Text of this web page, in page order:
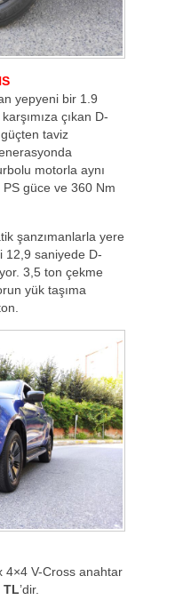
yepyeni bir 1.9
çıkan D-
taviz
motorla aynı
güce ve 360 Nm
şanzımanlarla yere
12,9 saniyede D-
3,5 ton çekme
yük taşıma
4×4 V-Cross anahtar
TL’dir.